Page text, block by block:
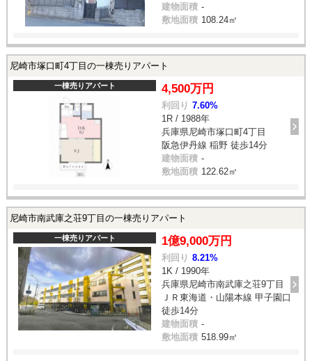
建物面積 -
敷地面積 108.24㎡
尼崎市塚口町4丁目の一棟売りアパート
一棟売りアパート 4,500万円
利回り 7.60%
1R / 1988年
兵庫県尼崎市塚口町4丁目
阪急伊丹線 稲野 徒歩14分
建物面積 -
敷地面積 122.62㎡
尼崎市南武庫之荘9丁目の一棟売りアパート
一棟売りアパート 1億9,000万円
利回り 8.21%
1K / 1990年
兵庫県尼崎市南武庫之荘9丁目
ＪＲ東海道・山陽本線 甲子園口
徒歩14分
建物面積 -
敷地面積 518.99㎡